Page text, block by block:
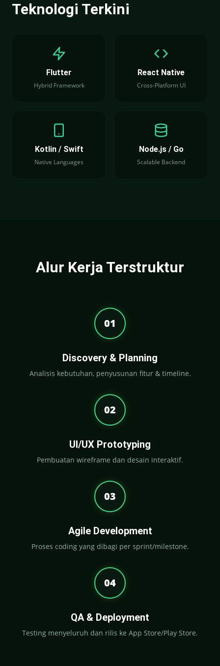
Teknologi Terkini
Flutter
Hybrid Framework
React Native
Cross-Platform UI
Kotlin / Swift
Native Languages
Node.js / Go
Scalable Backend
Alur Kerja Terstruktur
01
Discovery & Planning
Analisis kebutuhan, penyusunan fitur & timeline.
02
UI/UX Prototyping
Pembuatan wireframe dan desain interaktif.
03
Agile Development
Proses coding yang dibagi per sprint/milestone.
04
QA & Deployment
Testing menyeluruh dan rilis ke App Store/Play Store.